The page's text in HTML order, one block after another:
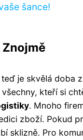
šance!
je skvělá doba
kteří si
. Mnoho
zboží. Pokud
sklizně. Pro